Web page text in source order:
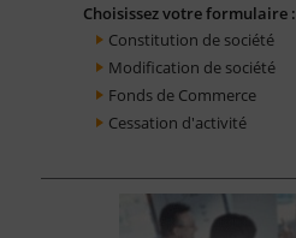
Choisissez votre formulaire :
Constitution de société
Modification de société
Fonds de Commerce
Cessation d'activité